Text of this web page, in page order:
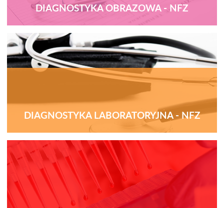
DIAGNOSTYKA OBRAZOWA - NFZ
DIAGNOSTYKA LABORATORYJNA - NFZ